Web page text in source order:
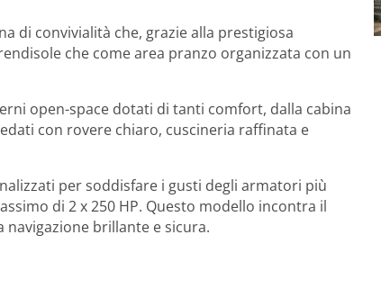
di convivialità che, grazie alla prestigiosa
che come area pranzo organizzata con un
open-space dotati di tanti comfort, dalla cabina
con rovere chiaro, cuscineria raffinata e
per soddisfare i gusti degli armatori più
di 2 x 250 HP. Questo modello incontra il
brillante e sicura.